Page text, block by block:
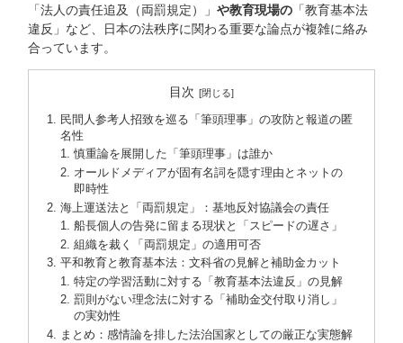
「法人の責任追及（両罰規定）」 や教育現場の 「教育基本法
違反」など、日本の法秩序に関わる重要な論点が複雑に絡み
合っています。
目次
民間人参考人招致を巡る「筆頭理事」の攻防と報道の匿
名性
慎重論を展開した「筆頭理事」は誰か
オールドメディアが固有名詞を隠す理由とネットの
即時性
海上運送法と「両罰規定」：基地反対協議会の責任
船長個人の告発に留まる現状と「スピードの遅さ」
組織を裁く「両罰規定」の適用可否
平和教育と教育基本法：文科省の見解と補助金カット
特定の学習活動に対する「教育基本法違反」の見解
罰則がない理念法に対する「補助金交付取り消し」
の実効性
まとめ：感情論を排した法治国家としての厳正な実態解